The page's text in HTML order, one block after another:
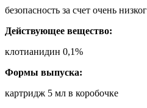
безопасность за счет очень
Действующее вещество:
клотианидин 0,1%
Формы выпуска:
картридж 5 мл в коробочке